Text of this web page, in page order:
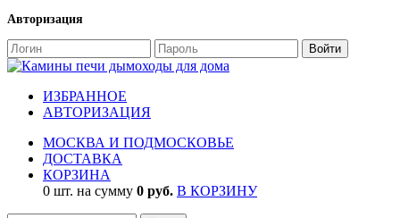
Авторизация
ИЗБРАННОЕ
АВТОРИЗАЦИЯ
МОСКВА И ПОДМОСКОВЬЕ
ДОСТАВКА
КОРЗИНА
0 шт. на сумму 0 руб. В КОРЗИНУ